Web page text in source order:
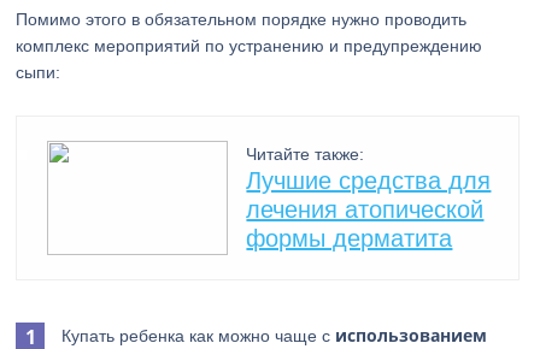
Помимо этого в обязательном порядке нужно проводить
комплекс мероприятий по устранению и предупреждению
сыпи:
Читайте также:
Лучшие средства для
лечения атопической
формы дерматита
Купать ребенка как можно чаще с использованием